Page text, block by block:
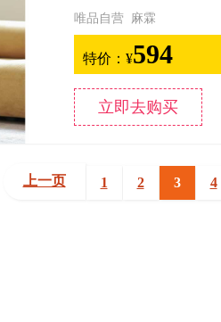
唯品自营 麻霖
特价： ¥594
立即去购买
上一页 1 2 3 4